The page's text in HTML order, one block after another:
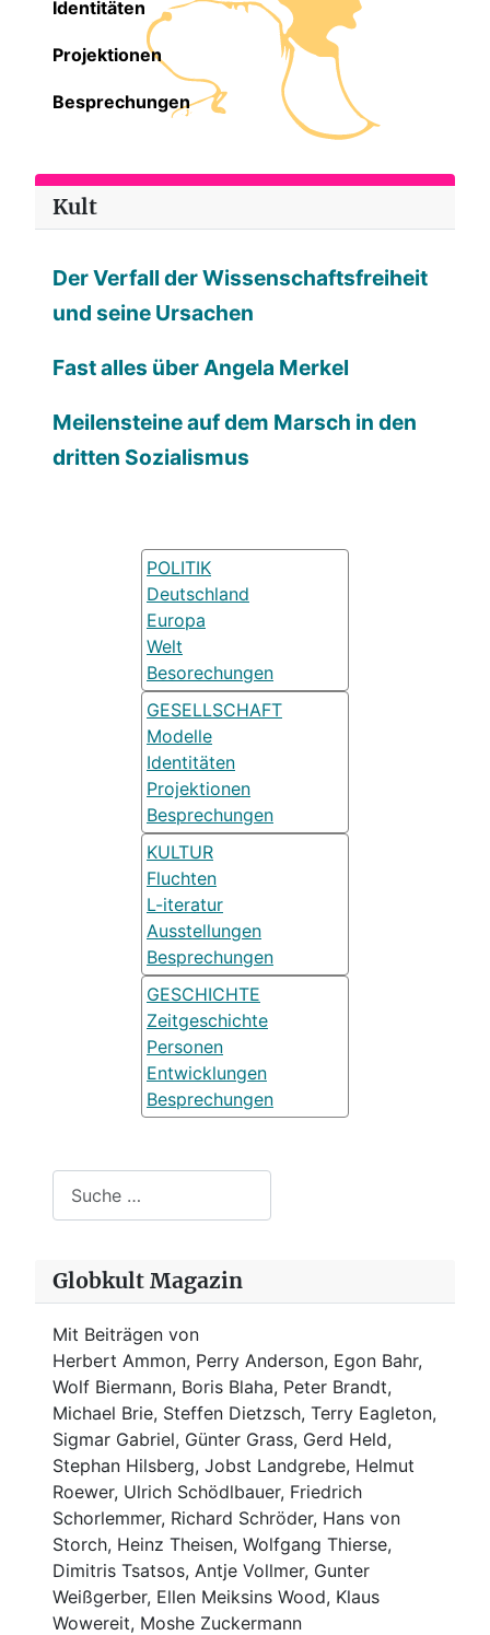
Identitäten
Projektionen
Besprechungen
Kult
Der Verfall der Wissenschaftsfreiheit
und seine Ursachen
Fast alles über Angela Merkel
Meilensteine auf dem Marsch in den
dritten Sozialismus
POLITIK
Deutschland
Europa
Welt
Besorechungen
GESELLSCHAFT
Modelle
Identitäten
Projektionen
Besprechungen
KULTUR
Fluchten
L-iteratur
Ausstellungen
Besprechungen
GESCHICHTE
Zeitgeschichte
Personen
Entwicklungen
Besprechungen
Globkult Magazin
Mit Beiträgen von
Herbert Ammon, Perry Anderson, Egon Bahr,
Wolf Biermann, Boris Blaha, Peter Brandt,
Michael Brie, Steffen Dietzsch, Terry Eagleton,
Sigmar Gabriel, Günter Grass, Gerd Held,
Stephan Hilsberg, Jobst Landgrebe, Helmut
Roewer, Ulrich Schödlbauer, Friedrich
Schorlemmer, Richard Schröder, Hans von
Storch, Heinz Theisen, Wolfgang Thierse,
Dimitris Tsatsos, Antje Vollmer, Gunter
Weißgerber, Ellen Meiksins Wood, Klaus
Wowereit, Moshe Zuckermann